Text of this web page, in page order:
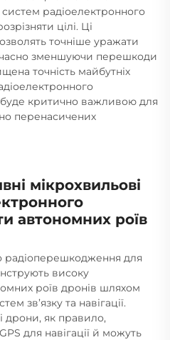
радіоелектронного
цілі. Ці
точніше уражати
зменшуючи перешкоди
точність майбутніх
критично важливою для
перенасичених
мікрохвильові
автономних роїв
радіоперешкодження для
високу
роїв дронів шляхом
зв’язку та навігації.
дрони, як правило,
для навігації й можуть